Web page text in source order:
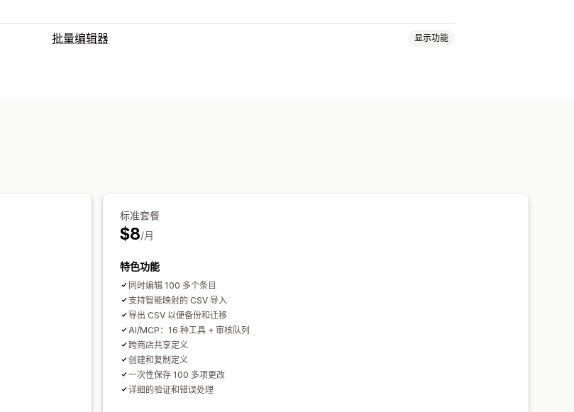
批量编辑器 显示功能
标准套餐
$8/月
特色功能
同时编辑 100 多个条目
支持智能映射的 CSV 导入
导出 CSV 以便备份和迁移
AI/MCP：16 种工具 + 审核队列
跨商店共享定义
创建和复制定义
一次性保存 100 多项更改
详细的验证和错误处理